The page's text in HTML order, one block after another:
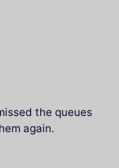
the queues
again.